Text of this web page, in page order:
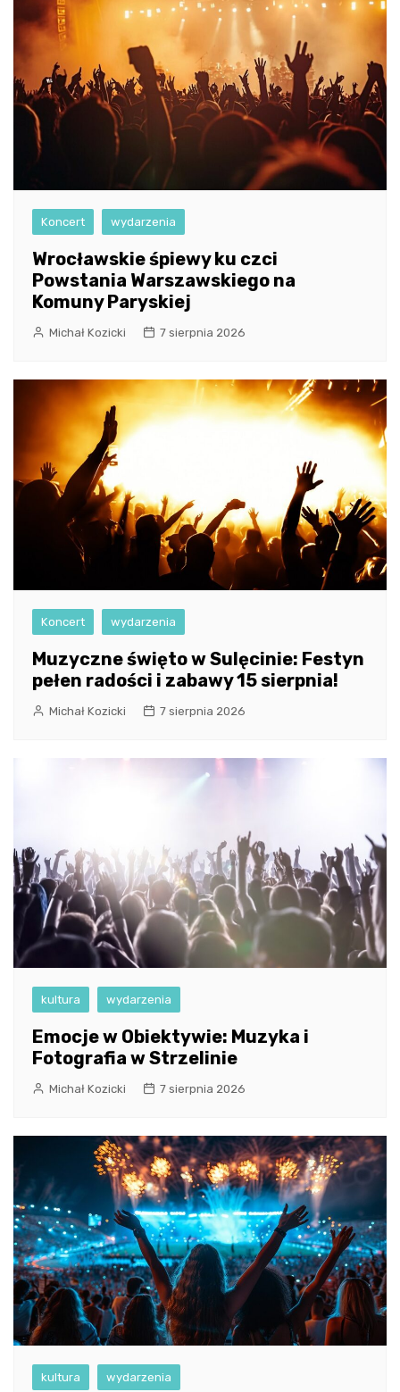
Koncert wydarzenia
Wrocławskie śpiewy ku czci
Powstania Warszawskiego na
Komuny Paryskiej
Michał Kozicki 7 sierpnia 2026
Koncert wydarzenia
Muzyczne święto w Sulęcinie: Festyn
pełen radości i zabawy 15 sierpnia!
Michał Kozicki 7 sierpnia 2026
kultura wydarzenia
Emocje w Obiektywie: Muzyka i
Fotografia w Strzelinie
Michał Kozicki 7 sierpnia 2026
kultura wydarzenia